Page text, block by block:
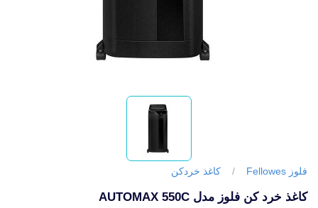
فلوز Fellowes / کاغذ خردکن
کاغذ خرد کن فلوز مدل AUTOMAX 550C